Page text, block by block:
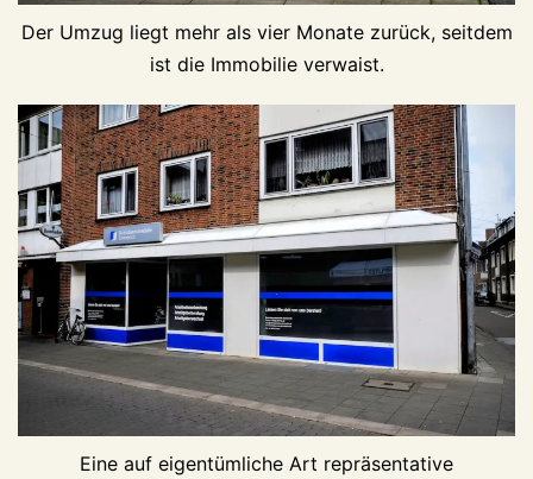
Der Umzug liegt mehr als vier Monate zurück, seitdem
ist die Immobilie verwaist.
Eine auf eigentümliche Art repräsentative